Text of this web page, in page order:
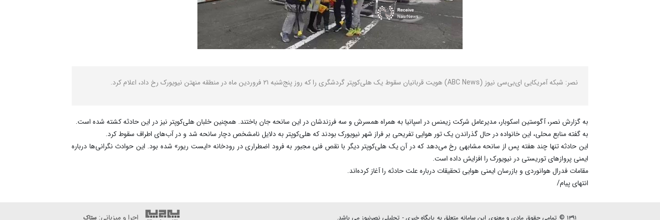
نصر: شبکه آمریکایی ای‌بی‌سی نیوز (ABC News) هویت قربانیان سقوط یک هلی‌کوپتر گردشگری را که روز پنج‌شنبه ۲۱ فروردین‌ ماه در منطقه منهتن نیویورک رخ داد، اعلام کرد.
به گزارش نصر، آگوستین اسکوبار، مدیرعامل شرکت زیمنس در اسپانیا به همراه همسرش و سه فرزندشان در این سانحه جان باختند. همچنین خلبان هلی‌کوپتر نیز در این حادثه کشته شده است.
به گفته منابع محلی، این خانواده در حال گذراندن یک تور هوایی تفریحی بر فراز شهر نیویورک بودند که هلی‌کوپتر به دلایل نامشخص دچار سانحه شد و در آب‌های اطراف سقوط کرد.
این حادثه تنها چند هفته پس از سانحه مشابهی رخ می‌دهد که در آن یک هلی‌کوپتر دیگر با نقص فنی مجبور به فرود اضطراری در رودخانه «ایست ریور» شده بود. این حوادث نگرانی‌ها درباره
ایمنی پروازهای توریستی در نیویورک را افزایش داده است.
مقامات فدرال هوانوردی و بازرسان ایمنی هوایی تحقیقات درباره علت حادثه را آغاز کرده‌اند.
انتهای پیام/
۱۳۹۱ © تمامی حقوق مادی و معنوی این سامانه متعلق به پایگاه خبری - تحلیلی نصرنیوز می باشد. اجرا و میزبانی:ستاک